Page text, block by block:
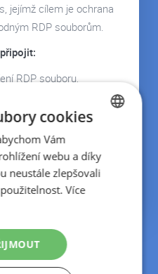
NA MÍRU
jejímž cílem je ochrana
RDP souborům.
RDP souboru,
pouze ta, která
naPřipojit.
v článkuZDE
SLOVAK
cookies
Vám
webu a díky
neustále zlepšovali
Více